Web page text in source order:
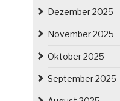
Dezember 2025
November 2025
Oktober 2025
September 2025